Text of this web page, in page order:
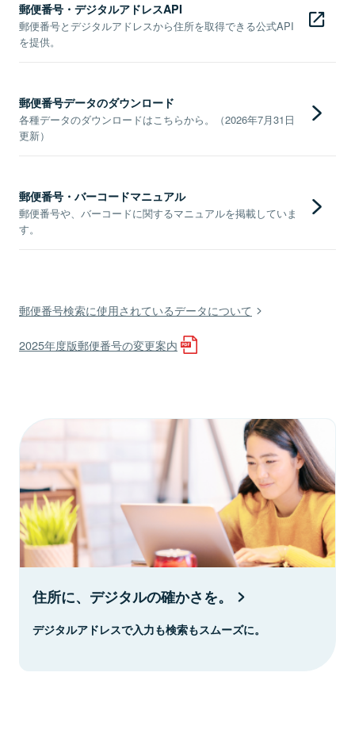
郵便番号・デジタルアドレスAPI
郵便番号とデジタルアドレスから住所を取得できる公式API
を提供。
郵便番号データのダウンロード
各種データのダウンロードはこちらから。（2026年7月31日
更新）
郵便番号・バーコードマニュアル
郵便番号や、バーコードに関するマニュアルを掲載していま
す。
郵便番号検索に使用されているデータについて
2025年度版郵便番号の変更案内
住所に、デジタルの確かさを。
デジタルアドレスで入力も検索もスムーズに。